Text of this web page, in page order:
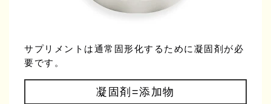
サプリメントは通常固形化するために凝固剤が必
要です。
凝固剤=添加物